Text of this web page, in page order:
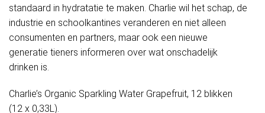
standaard in hydratatie te maken. Charlie wil het schap, de
industrie en schoolkantines veranderen en niet alleen
consumenten en partners, maar ook een nieuwe
generatie tieners informeren over wat onschadelijk
drinken is.
Charlie’s Organic Sparkling Water Grapefruit, 12 blikken
(12 x 0,33L).